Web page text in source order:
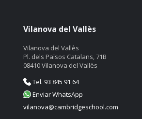
Vilanova del Vallès
Vilanova del Vallès
Pl. dels Països Catalans, 71B
08410 Vilanova del Vallès
Tel. 93 845 91 64
Enviar WhatsApp
vilanova@cambridgeschool.com